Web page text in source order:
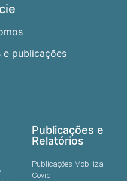
e publicações
Publicações e
Relatórios
Publicações Mobiliza
Covid